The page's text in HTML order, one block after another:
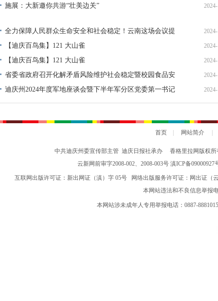
五讲”举行
施展：大新邀你共游“壮美边关”
全力保障人民群众生命安全和社会稳定！云南这场会议提
出这些要求
【迪庆百鸟集】121 大山雀
【迪庆百鸟集】121 大山雀
省委省政府召开化解矛盾风险维护社会稳定暨校园食品安
全工作会议 王宁出席并讲话 王予波主持 石玉钢出席
迪庆州2024年度军地座谈会暨下半年军分区党委第一书记
现场办公会召开